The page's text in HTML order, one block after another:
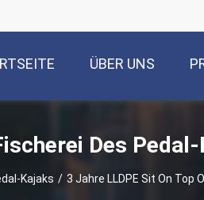
ÜBER UNS
Des
Kajaks / 3 Jahre LLDPE Sit On Top